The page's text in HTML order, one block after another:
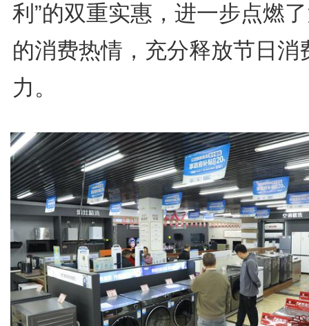
利”的双重实惠，进一步点燃
的消费热情，充分释放节日消
力。